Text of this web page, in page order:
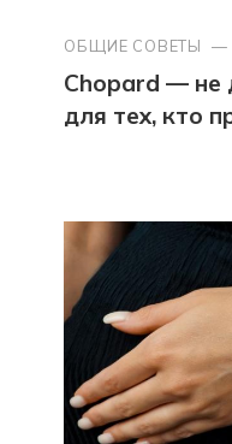
ОБЩИЕ СОВЕТЫ —
Chopard — не
для тех, кто